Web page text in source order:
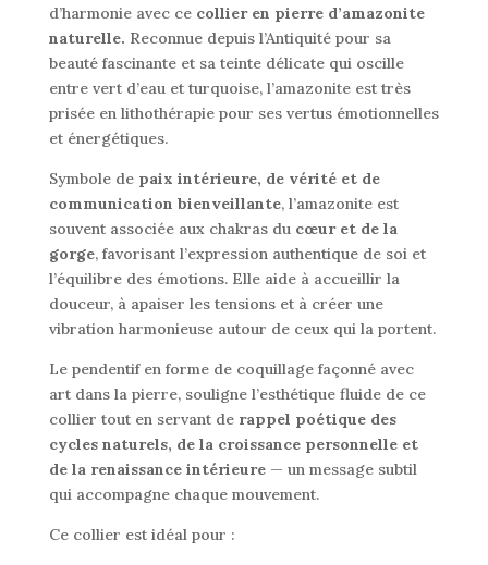
d’harmonie avec ce collier en pierre d’amazonite
naturelle. Reconnue depuis l’Antiquité pour sa
beauté fascinante et sa teinte délicate qui oscille
entre vert d’eau et turquoise, l’amazonite est très
prisée en lithothérapie pour ses vertus émotionnelles
et énergétiques.
Symbole de paix intérieure, de vérité et de
communication bienveillante, l’amazonite est
souvent associée aux chakras du cœur et de la
gorge, favorisant l’expression authentique de soi et
l’équilibre des émotions. Elle aide à accueillir la
douceur, à apaiser les tensions et à créer une
vibration harmonieuse autour de ceux qui la portent.
Le pendentif en forme de coquillage façonné avec
art dans la pierre, souligne l’esthétique fluide de ce
collier tout en servant de rappel poétique des
cycles naturels, de la croissance personnelle et
de la renaissance intérieure— un message subtil
qui accompagne chaque mouvement.
Ce collier est idéal pour :